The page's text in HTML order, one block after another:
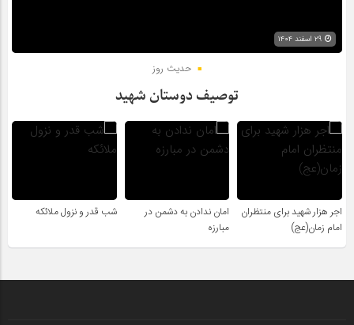
حدیث روز
توصیف دوستان شهید
اجر هزار شهید برای منتظران
امام زمان(عج)
امان ندادن به دشمن در
مبارزه
شب قدر و نزول ملائکه